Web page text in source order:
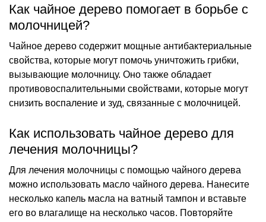
Как чайное дерево помогает в борьбе с
молочницей?
Чайное дерево содержит мощные антибактериальные
свойства, которые могут помочь уничтожить грибки,
вызывающие молочницу. Оно также обладает
противовоспалительными свойствами, которые могут
снизить воспаление и зуд, связанные с молочницей.
Как использовать чайное дерево для
лечения молочницы?
Для лечения молочницы с помощью чайного дерева
можно использовать масло чайного дерева. Нанесите
несколько капель масла на ватный тампон и вставьте
его во влагалище на несколько часов. Повторяйте